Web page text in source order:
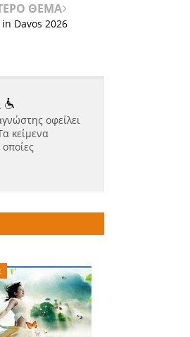
ΘΕΜΑ
Davos 2026
οφείλει
κείμενα